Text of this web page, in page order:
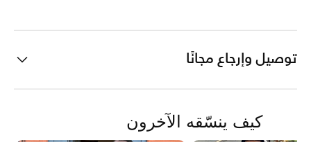
توصيل وإرجاع مجانًا